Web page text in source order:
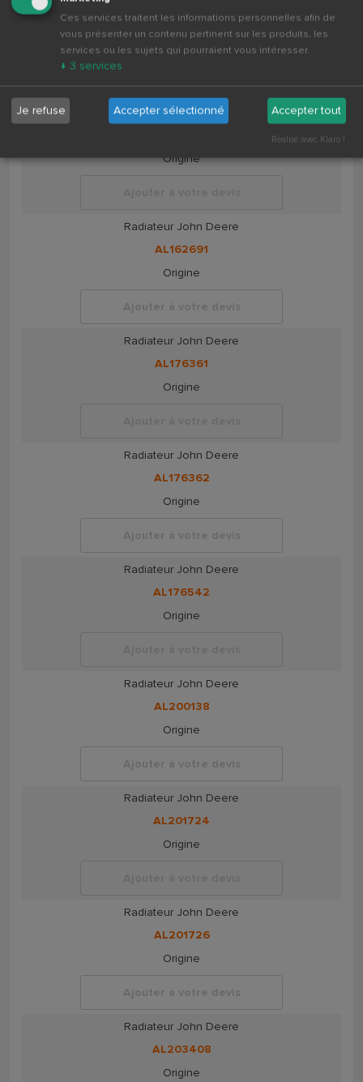
AL119166
Origine
Radiateur John Deere
Origine
Radiateur John Deere
AL162691
Origine
Ajouter à votre devis
Radiateur John Deere
AL176361
Origine
Radiateur John Deere
AL176362
Origine
Ajouter à votre devis
Radiateur John Deere
AL176542
Origine
Radiateur John Deere
AL200138
Origine
Ajouter à votre devis
Radiateur John Deere
AL201724
Origine
Radiateur John Deere
AL201726
Origine
Ajouter à votre devis
Radiateur John Deere
AL203408
Origine
Ces services traitent les informations personnelles afin de
vous présenter un contenu pertinent sur les produits, les
services ou les sujets qui pourraient vous intéresser.
↓ 3 services
Je refuse Accepter sélectionné Accepter tout
Réalisé avec Klaro !